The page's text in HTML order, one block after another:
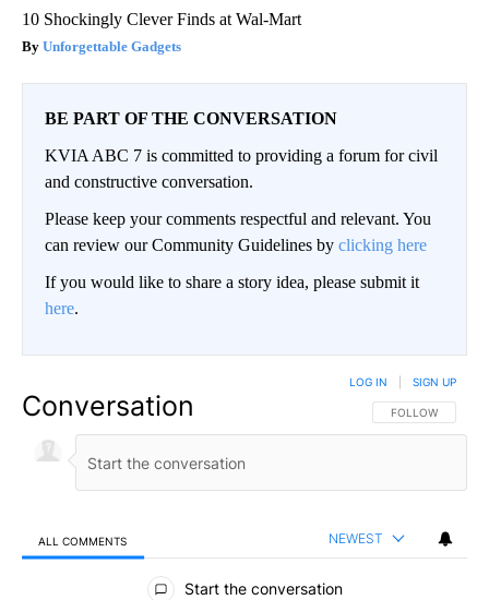
10 Shockingly Clever Finds at Wal-Mart
Unforgettable Gadgets
BE PART OF THE CONVERSATION
KVIA ABC 7 is committed to providing a forum for civil
and constructive conversation.
Please keep your comments respectful and relevant. You
can review our Community Guidelines by clicking here
If you would like to share a story idea, please submit it
here.
Conversation FOLLOW THIS
FOLLOW
LOG IN SIGN UP
ALL COMMENTS NEWEST
All Comments
Start the conversation